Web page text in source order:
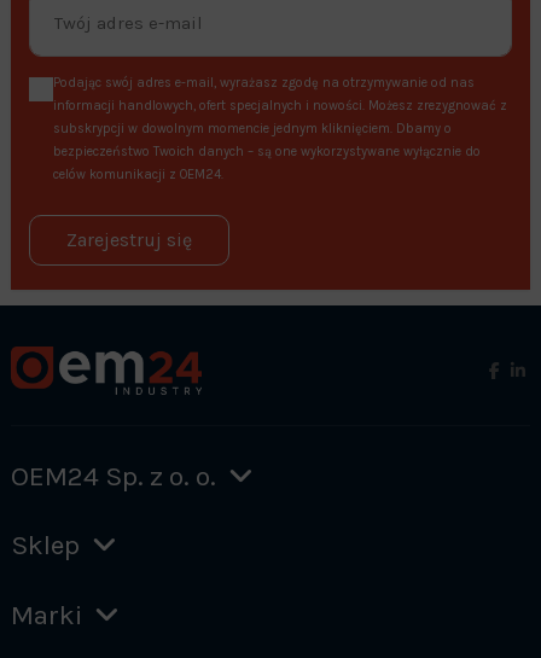
Podając swój adres e-mail, wyrażasz zgodę na otrzymywanie od nas
informacji handlowych, ofert specjalnych i nowości. Możesz zrezygnować z
subskrypcji w dowolnym momencie jednym kliknięciem. Dbamy o
bezpieczeństwo Twoich danych – są one wykorzystywane wyłącznie do
celów komunikacji z OEM24.
Zarejestruj się
OEM24 Sp. z o. o.
Sklep
Marki